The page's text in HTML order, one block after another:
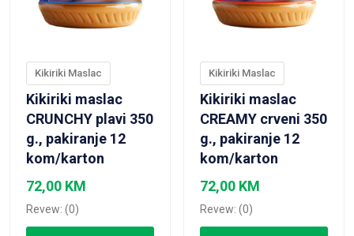
Kikiriki Maslac
Kikiriki maslac
CRUNCHY plavi 350
g., pakiranje 12
kom/karton
72,00 KM
Revew: (0)
Kikiriki Maslac
Kikiriki maslac
CREAMY crveni 350
g., pakiranje 12
kom/karton
72,00 KM
Revew: (0)